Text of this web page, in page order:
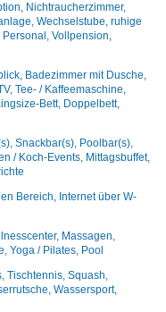
Nichtraucherzimmer,
Wechselstube, ruhige
Vollpension,
Badezimmer mit Dusche,
Tee- / Kaffeemaschine,
Bett, Doppelbett,
Snackbar(s), Poolbar(s),
/ Koch-Events, Mittagsbuffet,
Bereich, Internet über W-
Massagen,
Yoga / Pilates, Pool
Tischtennis, Squash,
Wassersport,